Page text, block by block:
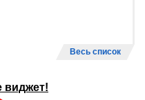
Весь список
виджет!